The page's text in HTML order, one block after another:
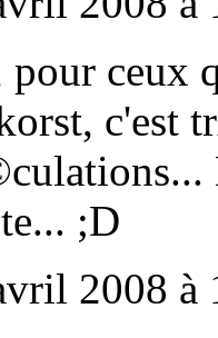
pour ceux
c'est
;D
2008 à